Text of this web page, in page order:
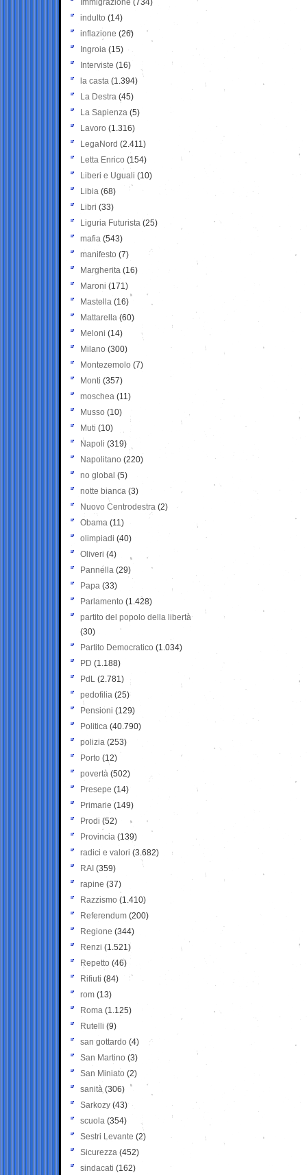
Immigrazione (734)
indulto (14)
inflazione (26)
Ingroia (15)
Interviste (16)
la casta (1.394)
La Destra (45)
La Sapienza (5)
Lavoro (1.316)
LegaNord (2.411)
Letta Enrico (154)
Liberi e Uguali (10)
Libia (68)
Libri (33)
Liguria Futurista (25)
mafia (543)
manifesto (7)
Margherita (16)
Maroni (171)
Mastella (16)
Mattarella (60)
Meloni (14)
Milano (300)
Montezemolo (7)
Monti (357)
moschea (11)
Musso (10)
Muti (10)
Napoli (319)
Napolitano (220)
no global (5)
notte bianca (3)
Nuovo Centrodestra (2)
Obama (11)
olimpiadi (40)
Oliveri (4)
Pannella (29)
Papa (33)
Parlamento (1.428)
partito del popolo della libertà
(30)
Partito Democratico (1.034)
PD (1.188)
PdL (2.781)
pedofilia (25)
Pensioni (129)
Politica (40.790)
polizia (253)
Porto (12)
povertà (502)
Presepe (14)
Primarie (149)
Prodi (52)
Provincia (139)
radici e valori (3.682)
RAI (359)
rapine (37)
Razzismo (1.410)
Referendum (200)
Regione (344)
Renzi (1.521)
Repetto (46)
Rifiuti (84)
rom (13)
Roma (1.125)
Rutelli (9)
san gottardo (4)
San Martino (3)
San Miniato (2)
sanità (306)
Sarkozy (43)
scuola (354)
Sestri Levante (2)
Sicurezza (452)
sindacati (162)